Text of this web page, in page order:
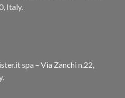
Italy.
spa – Via Zanchi n.22,